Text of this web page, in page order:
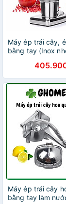
Máy ép trái cây,
bằng tay (Inox
Máy ép trái cây
bằng tay làm